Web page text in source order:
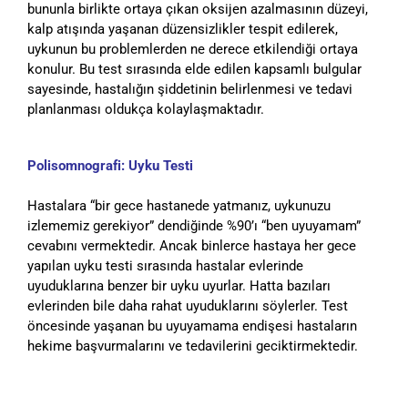
bununla birlikte ortaya çıkan oksijen azalmasının düzeyi,
kalp atışında yaşanan düzensizlikler tespit edilerek,
uykunun bu problemlerden ne derece etkilendiği ortaya
konulur. Bu test sırasında elde edilen kapsamlı bulgular
sayesinde, hastalığın şiddetinin belirlenmesi ve tedavi
planlanması oldukça kolaylaşmaktadır.
Polisomnografi: Uyku Testi
Hastalara “bir gece hastanede yatmanız, uykunuzu
izlememiz gerekiyor” dendiğinde %90’ı “ben uyuyamam”
cevabını vermektedir. Ancak binlerce hastaya her gece
yapılan uyku testi sırasında hastalar evlerinde
uyuduklarına benzer bir uyku uyurlar. Hatta bazıları
evlerinden bile daha rahat uyuduklarını söylerler. Test
öncesinde yaşanan bu uyuyamama endişesi hastaların
hekime başvurmalarını ve tedavilerini geciktirmektedir.